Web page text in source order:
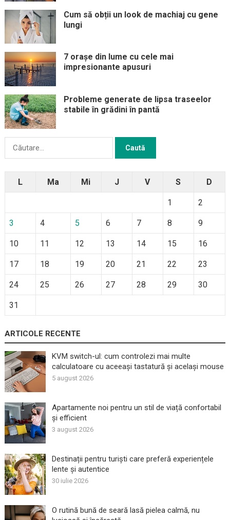
Cum să obții un look de machiaj cu gene
lungi
7 orașe din lume cu cele mai
impresionante apusuri
Probleme generate de lipsa traseelor
stabile în grădini în pantă
L Ma Mi J V S D
1 2
3 4 5 6 7 8 9
10 11 12 13 14 15 16
17 18 19 20 21 22 23
24 25 26 27 28 29 30
31
ARTICOLE RECENTE
KVM switch-ul: cum controlezi mai multe
calculatoare cu aceeași tastatură și același mouse
5 august 2026
Apartamente noi pentru un stil de viață confortabil
și efficient
3 august 2026
Destinații pentru turiști care preferă experiențele
lente și autentice
30 iulie 2026
O rutină bună de seară lasă pielea calmă, nu